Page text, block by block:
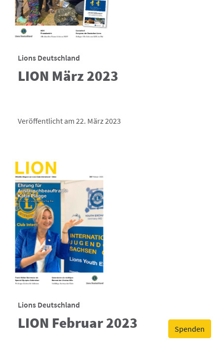
Spenden
Lions Deutschland
LION März 2023
Veröffentlicht am 22. März 2023
Lions Deutschland
LION Februar 2023